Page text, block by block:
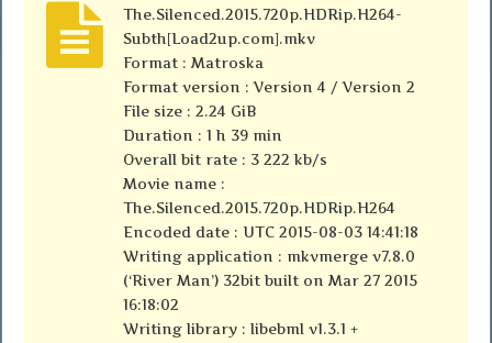
The.Silenced.2015.720p.HDRip.H264-
Subth[Load2up.com].mkv
Format : Matroska
Format version : Version 4 / Version 2
File size : 2.24 GiB
Duration : 1 h 39 min
Overall bit rate : 3 222 kb/s
Movie name :
The.Silenced.2015.720p.HDRip.H264
Encoded date : UTC 2015-08-03 14:41:18
Writing application : mkvmerge v7.8.0
(‘River Man’) 32bit built on Mar 27 2015
16:18:02
Writing library : libebml v1.3.1 +